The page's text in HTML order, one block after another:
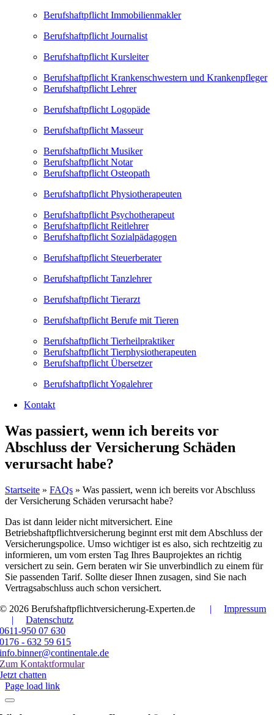
Berufshaftpflicht Immobilienmakler
Berufshaftpflicht Journalist
Berufshaftpflicht Kursleiter
Berufshaftpflicht Krankenschwestern und Krankenpfleger
Berufshaftpflicht Lehrer
Berufshaftpflicht Logopäde
Berufshaftpflicht Masseur
Berufshaftpflicht Musiker
Berufshaftpflicht Notar
Berufshaftpflicht Osteopath
Berufshaftpflicht Physiotherapeuten
Berufshaftpflicht Psychotherapeut
Berufshaftpflicht Reitlehrer
Berufshaftpflicht Sozialpädagogen
Berufshaftpflicht Steuerberater
Berufshaftpflicht Tanzlehrer
Berufshaftpflicht Tierarzt
Berufshaftpflicht Berufe mit Tieren
Berufshaftpflicht Tierheilpraktiker
Berufshaftpflicht Tierphysiotherapeuten
Berufshaftpflicht Übersetzer
Berufshaftpflicht Yogalehrer
Kontakt
Was passiert, wenn ich bereits vor
Abschluss der Versicherung Schäden
verursacht habe?
Startseite » FAQs » Was passiert, wenn ich bereits vor Abschluss
der Versicherung Schäden verursacht habe?
Das ist dann leider nicht mitversichert. Eine
Betriebshaftpflichtversicherung beginnt erst mit dem Abschluss der
Versicherungspolice. Umso wichtiger ist es also, sich rechtzeitig zu
informieren, um vom ersten Tag Ihres Bauprojektes an richtig
versichert zu sein. Gern beraten wir Sie unverbindlich zu einem für
Sie passenden Tarif. Sollte dieser Ihnen zusagen, sind Sie nach
Vertragsabschluss auch schon versichert.
© 2026 Berufshaftpflichtversicherung-Experten.de
|
Impressum
|
Datenschutz
0611-950 07 630
0176 - 632 59 615
info.binner@continentale.de
Zum Kontaktformular
Jetzt chatten
Page load link